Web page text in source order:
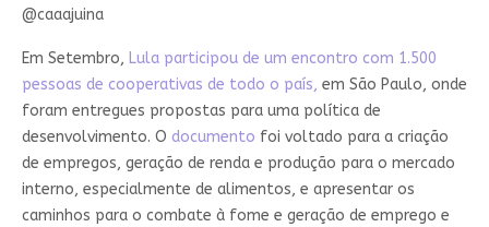
@caaajuina
Em Setembro, Lula participou de um encontro com 1.500
pessoas de cooperativas de todo o país, em São Paulo, onde
foram entregues propostas para uma política de
desenvolvimento. O documento foi voltado para a criação
de empregos, geração de renda e produção para o mercado
interno, especialmente de alimentos, e apresentar os
caminhos para o combate à fome e geração de emprego e